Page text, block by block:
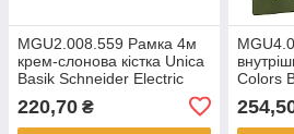
MGU2.008.559 Рамка 4м
крем-слонова кістка Unica
Basik Schneider Electric
220,70 ₴
Colors